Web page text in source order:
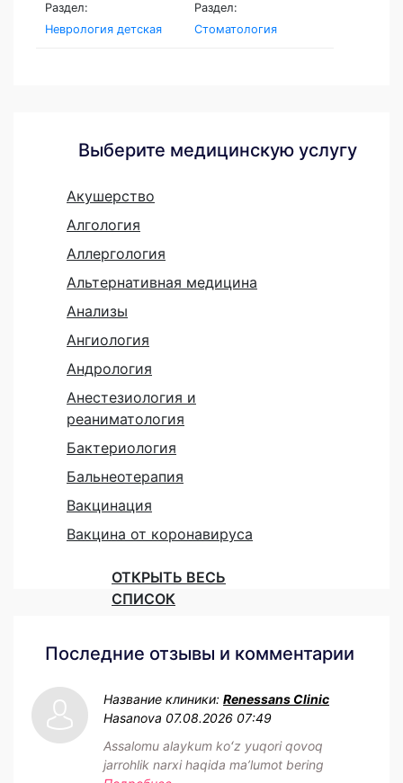
Раздел:
Неврология детская
Раздел:
Стоматология
Выберите медицинскую услугу
Акушерство
Алгология
Аллергология
Альтернативная медицина
Анализы
Ангиология
Андрология
Анестезиология и
реаниматология
Бактериология
Бальнеотерапия
Вакцинация
Вакцина от коронавируса
ОТКРЫТЬ ВЕСЬ
СПИСОК
Последние отзывы и комментарии
Название клиники: Renessans Clinic
Hasanova 07.08.2026 07:49
Assalomu alaykum koʻz yuqori qovoq
jarrohlik narxi haqida maʼlumot bering